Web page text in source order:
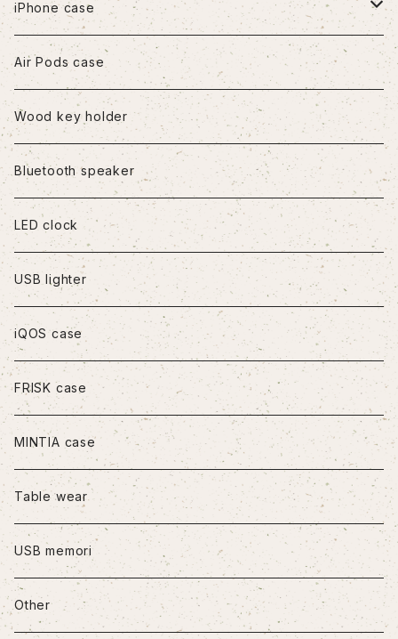
iPhone case
iPhone7/8/SE2
iPhone8Plus
iPhoneX/XS
iPhoneXR
iPhoneXS Max
iPhone11
iPhone11Pro
iPhone11Pro Max
iPhone12/12Pro
iPhone12mini
iPhone12Pro Max
Air Pods case
Wood key holder
Bluetooth speaker
LED clock
USB lighter
iQOS case
FRISK case
MINTIA case
Table wear
USB memori
Other